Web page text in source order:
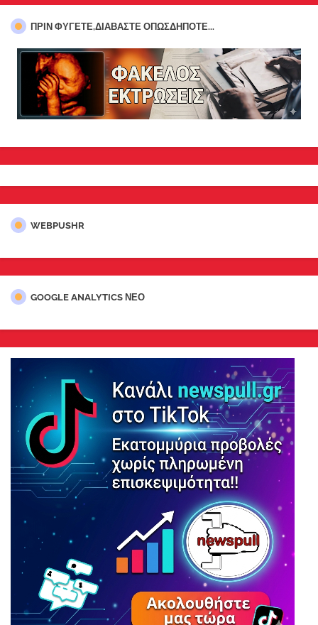
ΠΡΊΝ ΦΎΓΕΤΕ,ΔΙΑΒΆΣΤΕ ΟΠΩΣΔΉΠΟΤΕ...
WEBPUSHR
GOOGLE ANALYTICS ΝΕΟ